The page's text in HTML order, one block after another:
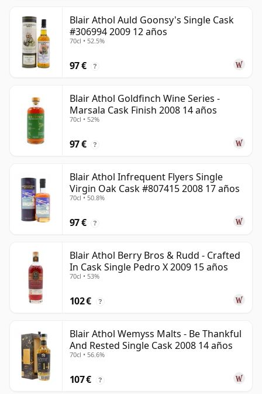
Blair Athol Auld Goonsy's Single Cask
#306994 2009 12 años
70cl • 52.5%
97 € ?
Blair Athol Goldfinch Wine Series -
Marsala Cask Finish 2008 14 años
70cl • 52%
97 € ?
Blair Athol Infrequent Flyers Single
Virgin Oak Cask #807415 2008 17 años
70cl • 50.8%
97 € ?
Blair Athol Berry Bros & Rudd - Crafted
In Cask Single Pedro X 2009 15 años
70cl • 53%
102 € ?
Blair Athol Wemyss Malts - Be Thankful
And Rested Single Cask 2008 14 años
70cl • 56.6%
107 € ?